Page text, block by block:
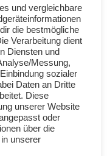
Farbcode B09
und vergleichbare
die bestmögliche
Verarbeitung dient
Diensten und
Messung,
sozialer
Daten an Dritte
Diese
unserer Website
oder
über die
unserer